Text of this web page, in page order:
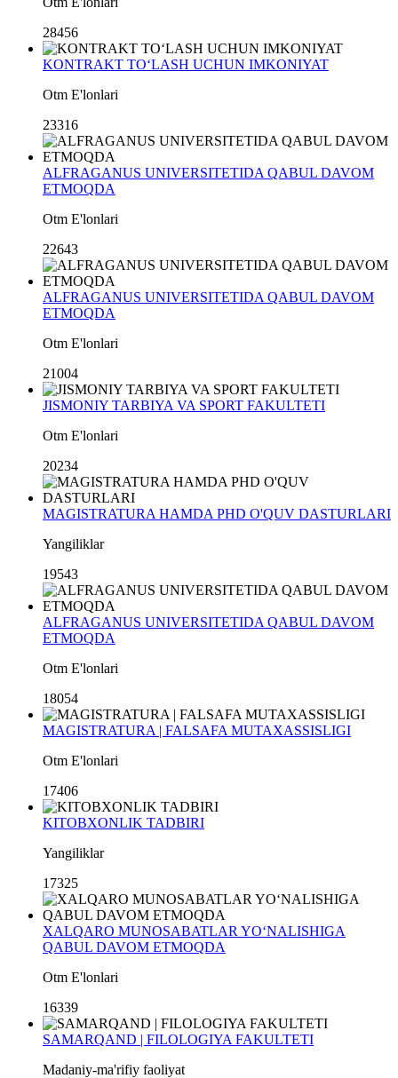
28456
KONTRAKT TO‘LASH UCHUN IMKONIYAT
Otm E'lonlari
23316
ALFRAGANUS UNIVERSITETIDA QABUL DAVOM
ETMOQDA
Otm E'lonlari
22643
ALFRAGANUS UNIVERSITETIDA QABUL DAVOM
ETMOQDA
Otm E'lonlari
21004
JISMONIY TARBIYA VA SPORT FAKULTETI
Otm E'lonlari
20234
MAGISTRATURA HAMDA PHD O'QUV DASTURLARI
Yangiliklar
19543
ALFRAGANUS UNIVERSITETIDA QABUL DAVOM
ETMOQDA
Otm E'lonlari
18054
MAGISTRATURA | FALSAFA MUTAXASSISLIGI
Otm E'lonlari
17406
KITOBXONLIK TADBIRI
Yangiliklar
17325
XALQARO MUNOSABATLAR YO‘NALISHIGA
QABUL DAVOM ETMOQDA
Otm E'lonlari
16339
SAMARQAND | FILOLOGIYA FAKULTETI
Madaniy-ma'rifiy faoliyat